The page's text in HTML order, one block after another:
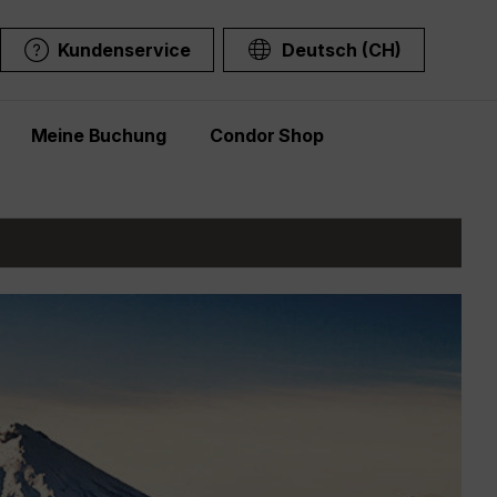
Kundenservice Deutsch (CH)
Meine Buchung Condor Shop